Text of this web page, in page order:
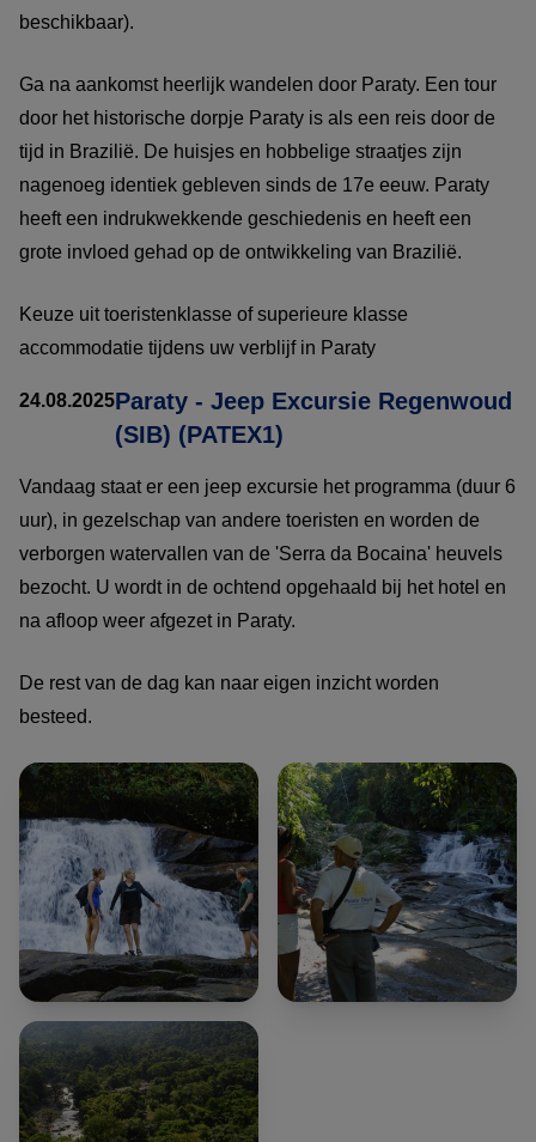
beschikbaar).
Ga na aankomst heerlijk wandelen door Paraty. Een tour
door het historische dorpje Paraty is als een reis door de
tijd in Brazilië. De huisjes en hobbelige straatjes zijn
nagenoeg identiek gebleven sinds de 17e eeuw. Paraty
heeft een indrukwekkende geschiedenis en heeft een
grote invloed gehad op de ontwikkeling van Brazilië.
Keuze uit toeristenklasse of superieure klasse
accommodatie tijdens uw verblijf in Paraty
24.08.2025Paraty - Jeep Excursie Regenwoud
(SIB) (PATEX1)
Vandaag staat er een jeep excursie het programma (duur 6
uur), in gezelschap van andere toeristen en worden de
verborgen watervallen van de 'Serra da Bocaina' heuvels
bezocht. U wordt in de ochtend opgehaald bij het hotel en
na afloop weer afgezet in Paraty.
De rest van de dag kan naar eigen inzicht worden
besteed.